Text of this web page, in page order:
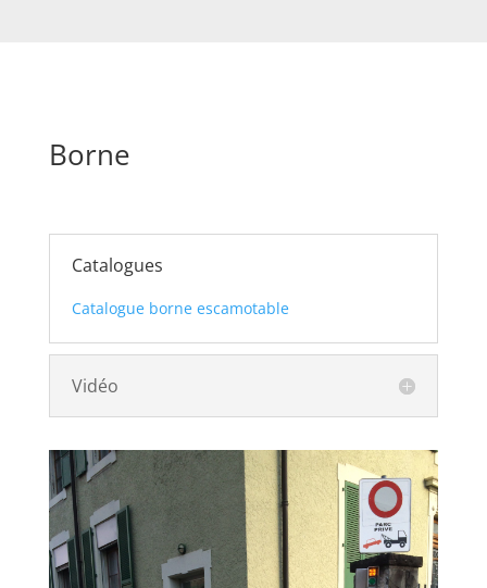
Borne
Catalogues
Catalogue borne escamotable
Vidéo